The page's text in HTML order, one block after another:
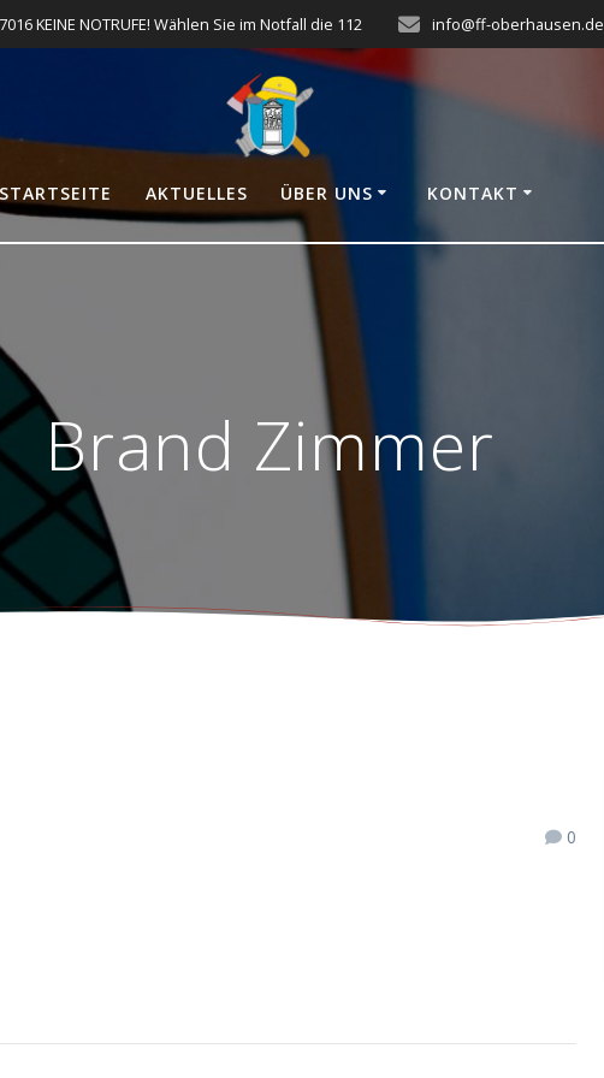
KEINE NOTRUFE! Wählen Sie im Notfall die 112 info@ff-oberhausen.de
STARTSEITE AKTUELLES ÜBER UNS KONTAKT
Brand Zimmer
0